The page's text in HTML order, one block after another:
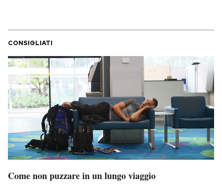
CONSIGLIATI
Come non puzzare in un lungo viaggio